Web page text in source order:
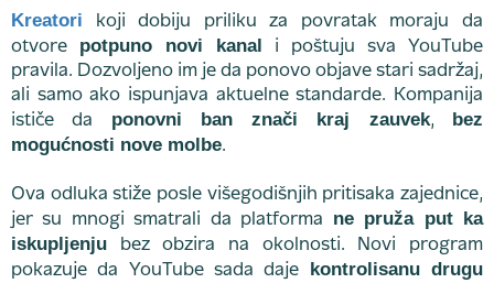
Kreatori koji dobiju priliku za povratak moraju da
otvore potpuno novi kanal i poštuju sva YouTube
pravila. Dozvoljeno im je da ponovo objave stari sadržaj,
ali samo ako ispunjava aktuelne standarde. Kompanija
ističe da ponovni ban znači kraj zauvek, bez
mogućnosti nove molbe.
Ova odluka stiže posle višegodišnjih pritisaka zajednice,
jer su mnogi smatrali da platforma ne pruža put ka
iskupljenju bez obzira na okolnosti. Novi program
pokazuje da YouTube sada daje kontrolisanu drugu